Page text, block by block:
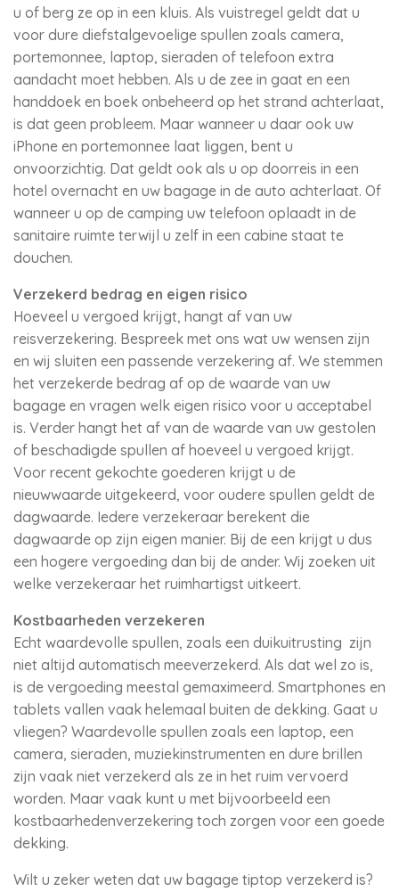
u of berg ze op in een kluis. Als vuistregel geldt dat u
voor dure diefstalgevoelige spullen zoals camera,
portemonnee, laptop, sieraden of telefoon extra
aandacht moet hebben. Als u de zee in gaat en een
handdoek en boek onbeheerd op het strand achterlaat,
is dat geen probleem. Maar wanneer u daar ook uw
iPhone en portemonnee laat liggen, bent u
onvoorzichtig. Dat geldt ook als u op doorreis in een
hotel overnacht en uw bagage in de auto achterlaat. Of
wanneer u op de camping uw telefoon oplaadt in de
sanitaire ruimte terwijl u zelf in een cabine staat te
douchen.
Verzekerd bedrag en eigen risico
Hoeveel u vergoed krijgt, hangt af van uw
reisverzekering. Bespreek met ons wat uw wensen zijn
en wij sluiten een passende verzekering af. We stemmen
het verzekerde bedrag af op de waarde van uw
bagage en vragen welk eigen risico voor u acceptabel
is. Verder hangt het af van de waarde van uw gestolen
of beschadigde spullen af hoeveel u vergoed krijgt.
Voor recent gekochte goederen krijgt u de
nieuwwaarde uitgekeerd, voor oudere spullen geldt de
dagwaarde. Iedere verzekeraar berekent die
dagwaarde op zijn eigen manier. Bij de een krijgt u dus
een hogere vergoeding dan bij de ander. Wij zoeken uit
welke verzekeraar het ruimhartigst uitkeert.
Kostbaarheden verzekeren
Echt waardevolle spullen, zoals een duikuitrusting zijn
niet altijd automatisch meeverzekerd. Als dat wel zo is,
is de vergoeding meestal gemaximeerd. Smartphones en
tablets vallen vaak helemaal buiten de dekking. Gaat u
vliegen? Waardevolle spullen zoals een laptop, een
camera, sieraden, muziekinstrumenten en dure brillen
zijn vaak niet verzekerd als ze in het ruim vervoerd
worden. Maar vaak kunt u met bijvoorbeeld een
kostbaarhedenverzekering toch zorgen voor een goede
dekking.
Wilt u zeker weten dat uw bagage tiptop verzekerd is?